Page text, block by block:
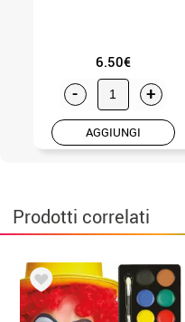
6.50€
- +
AGGIUNGI
Prodotti correlati